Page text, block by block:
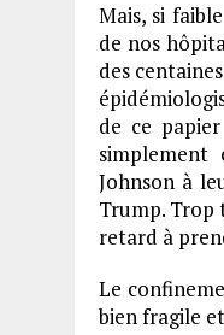
Mais, si
de nos
des
de ce
simplement
Johnson à
Trump. Trop
retard à
Le
bien fragile